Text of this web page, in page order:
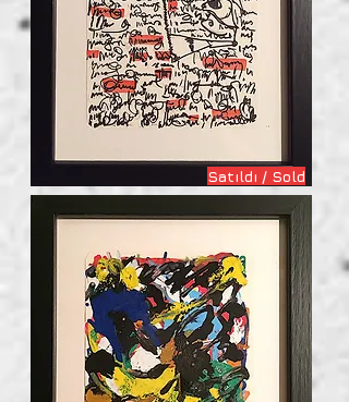
Satıldı / Sold